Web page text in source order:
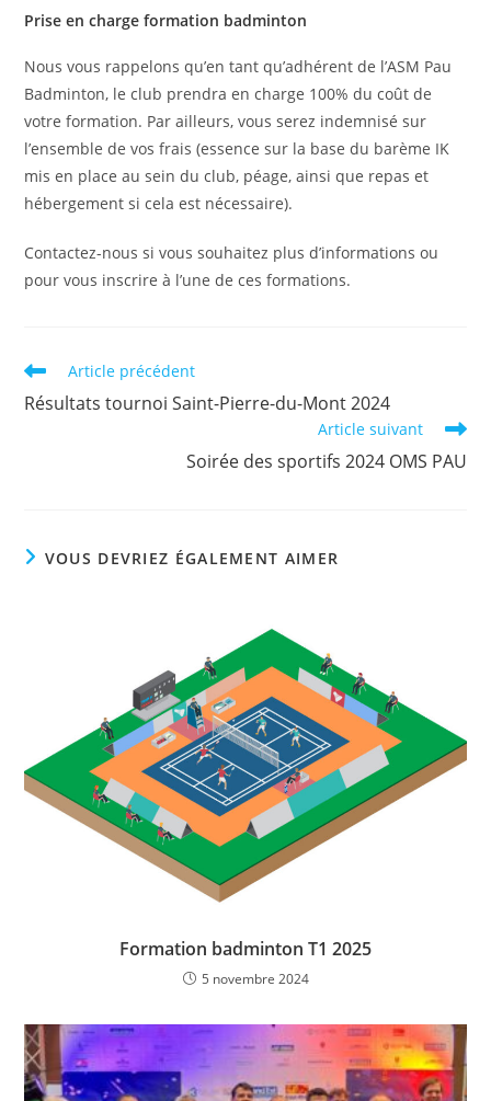
Prise en charge formation badminton
Nous vous rappelons qu’en tant qu’adhérent de l’ASM Pau
Badminton, le club prendra en charge 100% du coût de
votre formation. Par ailleurs, vous serez indemnisé sur
l’ensemble de vos frais (essence sur la base du barème IK
mis en place au sein du club, péage, ainsi que repas et
hébergement si cela est nécessaire).
Contactez-nous si vous souhaitez plus d’informations ou
pour vous inscrire à l’une de ces formations.
Read
articles
Article précédent
Résultats tournoi Saint-Pierre-du-Mont 2024
Article suivant
Soirée des sportifs 2024 OMS PAU
VOUS DEVRIEZ ÉGALEMENT AIMER
Formation badminton T1 2025
5 novembre 2024